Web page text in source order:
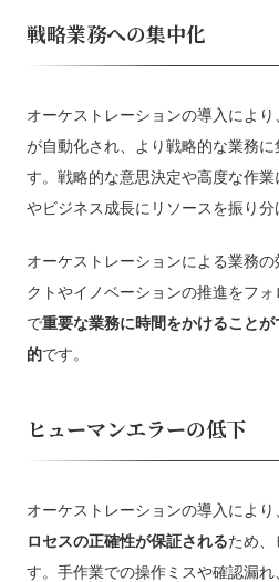
戦略業務への集中化
オーケストレーションの導入によ
が自動化され、より戦略的な業務
す。戦略的な意思決定や高度な作
やビジネス成長にリソースを振り分
オーケストレーションによる業務
クトやイノベーションの推進をフ
で重要な業務に時間をかけること
的です。
ヒューマンエラーの低下
オーケストレーションの導入により
ロセスの正確性が保証されるため、
す。手作業での操作ミスや確認漏